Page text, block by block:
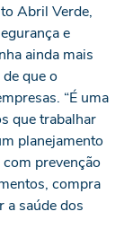
Abril Verde,
e
ainda mais
que o
“É uma
que trabalhar
planejamento
prevenção
compra
a saúde dos